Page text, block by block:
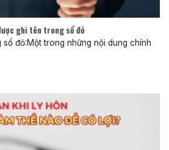
ghi tên trong sổ đỏ
sổ đỏ:Một trong những nội dung chính